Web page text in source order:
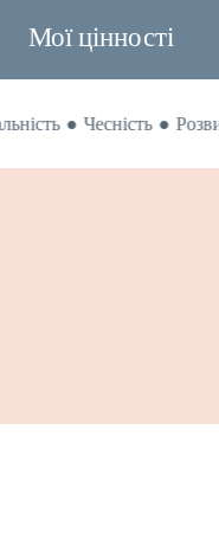
Мої цінності
·Чесність·